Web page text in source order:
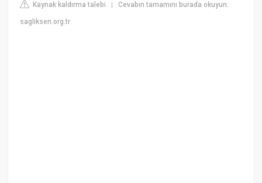
Kaynak kaldırma talebi |Cevabın tamamını burada okuyun:
sagliksen.org.tr